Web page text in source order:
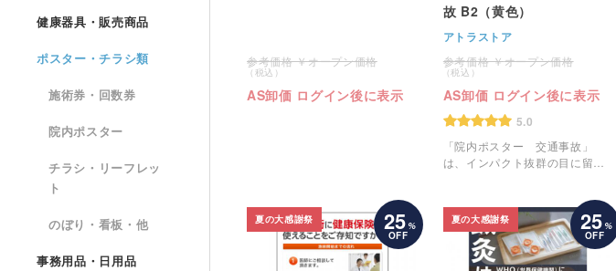
オープン価格
AS卸価 ログイン後に表示
故 B2（黄色）
アトラストア
オープン価格
AS卸価 ログイン後に表示
5.0
「院内ポスター 交通事故」
は、インパクト抜群の目に留ま
夏の大感謝祭 25 %
OFF
夏の大感謝祭 25 %
OFF
健康器具・販売商品
ポスター・チラシ類
施術券・回数券
院内ポスター
チラシ・リーフレッ
ト
のぼり・看板・他
事務用品・日用品